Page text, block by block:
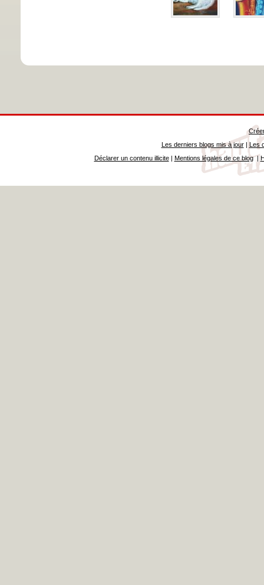
Les derniers blogs mis à jour| Les
Déclarer un contenu illicite| Mentions légales de ce blog|